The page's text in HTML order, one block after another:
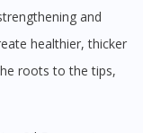
and
healthier, thicker
roots to the tips,